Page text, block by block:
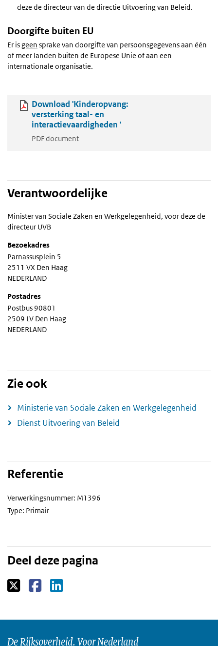
deze de directeur van de directie Uitvoering van Beleid.
Doorgifte buiten EU
Er isgeen sprake van doorgifte van persoonsgegevens aan één
of meer landen buiten de Europese Unie of aan een
internationale organisatie.
Download 'Kinderopvang:
versterking taal- en
interactievaardigheden '
PDF document
Verantwoordelijke
Minister van Sociale Zaken en Werkgelegenheid, voor deze de
directeur UVB
Bezoekadres
Parnassusplein 5
2511 VX Den Haag
NEDERLAND
Postadres
Postbus 90801
2509 LV Den Haag
NEDERLAND
Zie ook
Ministerie van Sociale Zaken en Werkgelegenheid
Dienst Uitvoering van Beleid
Referentie
Verwerkingsnummer: M1396
Type: Primair
Deel deze pagina
De Rijksoverheid. Voor Nederland